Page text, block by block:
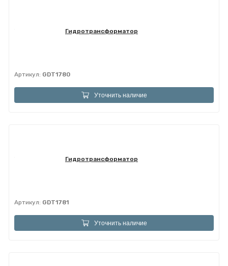
Гидротрансформатор
Артикул: GDT1780
Уточнить наличие
Гидротрансформатор
Артикул: GDT1781
Уточнить наличие